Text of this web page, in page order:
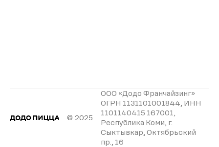
© 2025
ООО «Додо Франчайзинг»
ОГРН 1131101001844, ИНН
1101140415 167001,
Республика Коми, г.
Сыктывкар, Октябрьский
пр., 16